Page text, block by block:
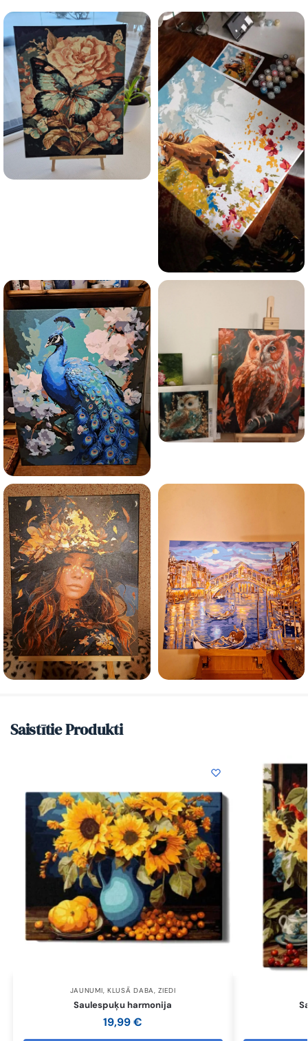
Saistītie Produkti
JAUNUMI, KLUSĀ DABA,ZIEDI
Saulespuķu harmonija
19,99€
Esmu iepazinies ar GleznoPats.lv privātuma politiku un
piekrītu tai
GleznoPats.lvPrivātuma politika
SAŅEMT -10%